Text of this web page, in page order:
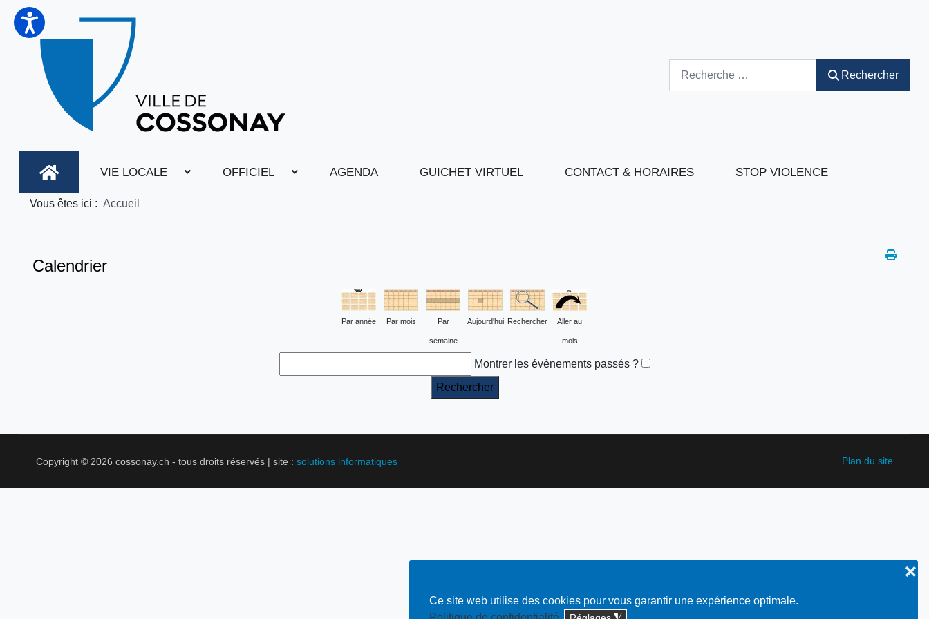
Ce site web utilise des cookies pour vous garantir une expérience optimale.
❌
Rechercher
VIE LOCALE OFFICIEL AGENDA GUICHET VIRTUEL CONTACT & HORAIRES STOP VIOLENCE
Vous êtes ici : Accueil
Calendrier
Par année Par mois Par
semaine
Aujourd'hui Rechercher Aller au
mois
Montrer les évènements passés ?
Copyright © 2026 cossonay.ch - tous droits réservés | site : solutions informatiques Plan du site